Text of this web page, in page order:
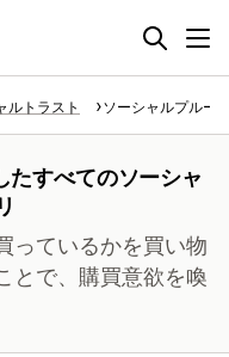
ルトラスト ソーシャルプルー
たすべてのソーシャ
っているかを買い物
とで、購買意欲を喚